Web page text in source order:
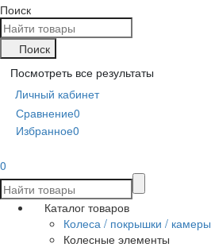
Поиск
Поиск
Посмотреть все результаты
Личный кабинет
Сравнение0
Избранное0
0
Каталог товаров
Колеса / покрышки /
Колесные элементы